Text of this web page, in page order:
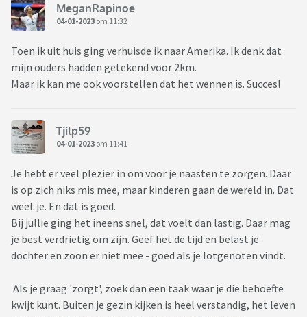
MeganRapinoe
04-01-2023 om 11:32
Toen ik uit huis ging verhuisde ik naar Amerika. Ik denk dat
mijn ouders hadden getekend voor 2km.
Maar ik kan me ook voorstellen dat het wennen is. Succes!
Tjilp59
04-01-2023 om 11:41
Je hebt er veel plezier in om voor je naasten te zorgen. Daar
is op zich niks mis mee, maar kinderen gaan de wereld in. Dat
weet je. En dat is goed.
Bij jullie ging het ineens snel, dat voelt dan lastig. Daar mag
je best verdrietig om zijn. Geef het de tijd en belast je
dochter en zoon er niet mee - goed als je lotgenoten vindt.
Als je graag 'zorgt', zoek dan een taak waar je die behoefte
kwijt kunt. Buiten je gezin kijken is heel verstandig, het leven